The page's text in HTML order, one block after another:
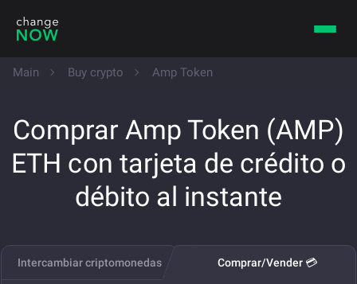
Main Buy crypto Amp Token
Comprar Amp Token (AMP)
ETH con tarjeta de crédito o
débito al instante
Intercambiar criptomonedas Comprar/Vender 💳